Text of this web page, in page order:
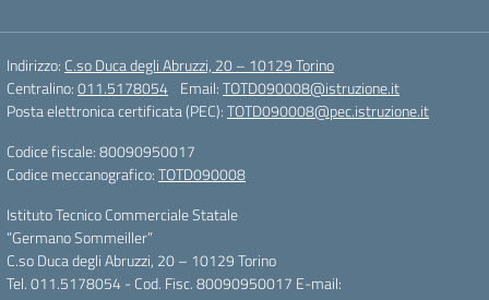
Indirizzo: C.so Duca degli Abruzzi, 20 – 10129 Torino
Centralino:011.5178054 Email:TOTD090008@istruzione.it
Posta elettronica certificata (PEC):TOTD090008@pec.istruzione.it
Codice fiscale: 80090950017
Codice meccanografico:TOTD090008
Istituto Tecnico Commerciale Statale
“Germano Sommeiller”
C.so Duca degli Abruzzi, 20 – 10129 Torino
Tel. 011.5178054 - Cod. Fisc. 80090950017 E-mail: